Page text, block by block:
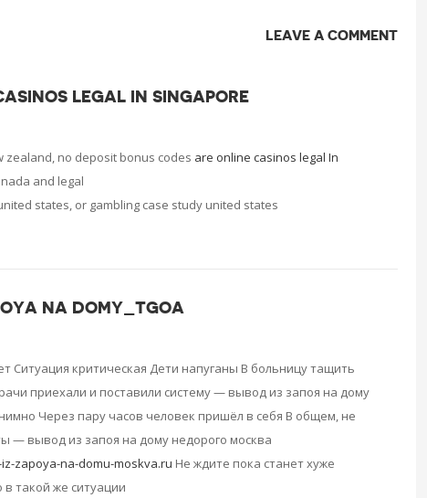
LEAVE A COMMENT
LEGAL IN SINGAPORE
zealand, no deposit bonus codes are online casinos legal In
and legal
states, or gambling case study united states
NA DOMY_TGOA
Ситуация критическая Дети напуганы В больницу тащить
приехали и поставили систему — вывод из запоя на дому
Через пару часов человек пришёл в себя В общем, не
— вывод из запоя на дому недорого москва
zapoya-na-domu-moskva.ru Не ждите пока станет хуже
такой же ситуации